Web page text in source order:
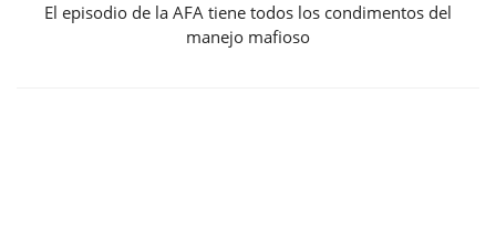
El episodio de la AFA tiene todos los condimentos del
manejo mafioso